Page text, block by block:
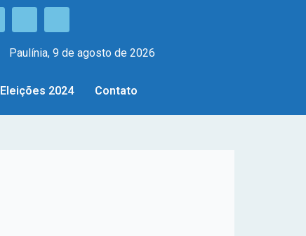
Paulínia, 9 de agosto de 2026
Eleições 2024 Contato